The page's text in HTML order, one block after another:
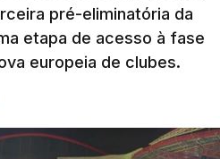
pré-eliminatória da
etapa de acesso à fase
europeia de clubes.